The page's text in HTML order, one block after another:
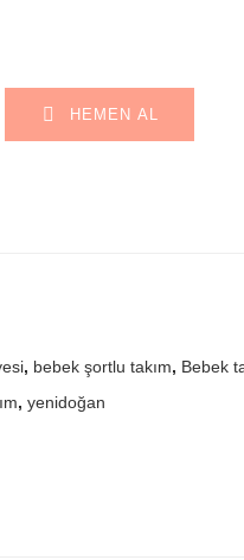
HEMEN AL
, bebek şortlu takım, Bebek
, yenidoğan